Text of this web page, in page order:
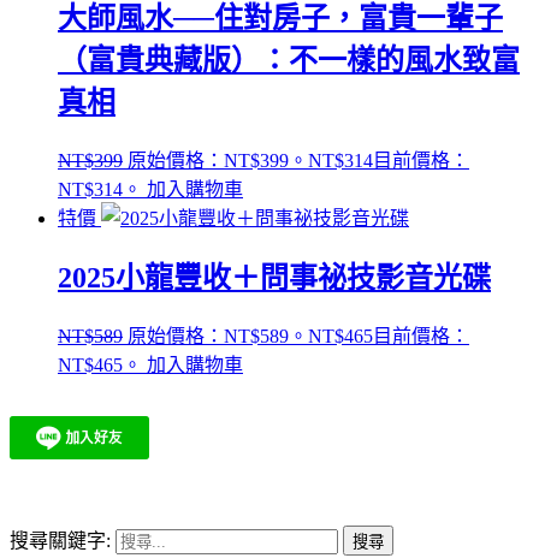
大師風水──住對房子，富貴一輩子
（富貴典藏版）：不一樣的風水致富
真相
NT$399 原始價格：NT$399。 NT$314目前價格：
NT$314。 加入購物車
特價
2025小龍豐收＋問事祕技影音光碟
NT$589 原始價格：NT$589。 NT$465目前價格：
NT$465。 加入購物車
搜尋關鍵字: